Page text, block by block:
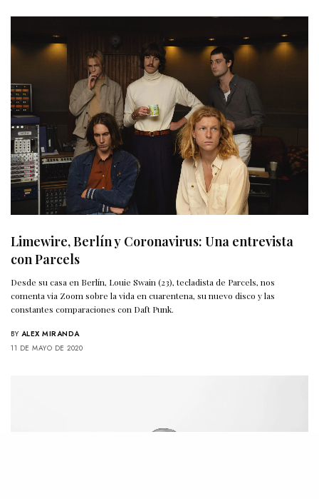
Limewire, Berlín y Coronavirus: Una entrevista
con Parcels
Desde su casa en Berlín, Louie Swain (23), tecladista de Parcels, nos
comenta via Zoom sobre la vida en cuarentena, su nuevo disco y las
constantes comparaciones con Daft Punk.
BY ALEX MIRANDA
11 DE MAYO DE 2020